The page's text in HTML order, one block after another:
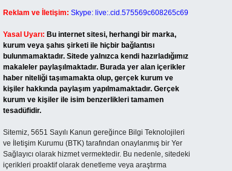
Reklam ve İletişim: Skype: live:.cid.575569c608265c69
Yasal Uyarı: Bu internet sitesi, herhangi bir marka,
kurum veya şahıs şirketi ile hiçbir bağlantısı
bulunmamaktadır. Sitede yalnızca kendi hazırladığımız
makaleler paylaşılmaktadır. Burada yer alan içerikler
haber niteliği taşımamakta olup, gerçek kurum ve
kişiler hakkında paylaşım yapılmamaktadır. Gerçek
kurum ve kişiler ile isim benzerlikleri tamamen
tesadüfidir.
Sitemiz, 5651 Sayılı Kanun gereğince Bilgi Teknolojileri
ve İletişim Kurumu (BTK) tarafından onaylanmış bir Yer
Sağlayıcı olarak hizmet vermektedir. Bu nedenle, sitedeki
içerikleri proaktif olarak denetleme veya araştırma